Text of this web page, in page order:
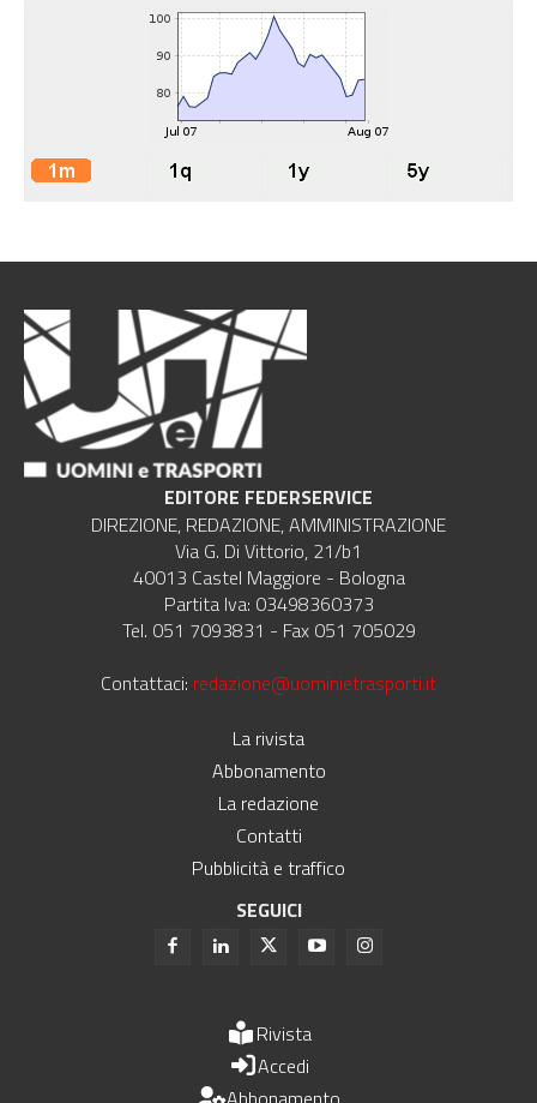
EDITORE FEDERSERVICE
DIREZIONE, REDAZIONE, AMMINISTRAZIONE
Via G. Di Vittorio, 21/b1
40013 Castel Maggiore - Bologna
Partita Iva: 03498360373
Tel. 051 7093831 - Fax 051 705029
Contattaci: redazione@uominietrasporti.it
La rivista
Abbonamento
La redazione
Contatti
Pubblicità e traffico
SEGUICI
Rivista
Accedi